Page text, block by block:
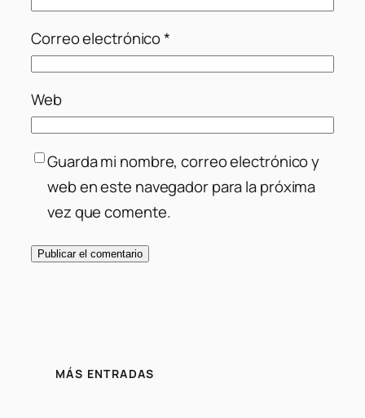
Correo electrónico*
Web
Guarda mi nombre, correo electrónico y
web en este navegador para la próxima
vez que comente.
MÁS ENTRADAS